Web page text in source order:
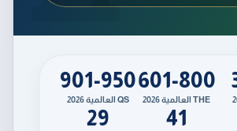
601-800
THE العالمية 2026
901-950
QS العالمية 2026
41
29